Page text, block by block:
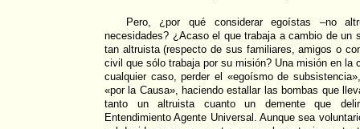
Pero, ¿por qué considerar egoístas –no
necesidades? ¿Acaso el que trabaja a cambio de un
tan altruista (respecto de sus familiares, amigos o
civil que sólo trabaja por su misión? Una misión en la
cualquier caso, perder el «egoísmo de
«por la Causa», haciendo estallar las bombas que
tanto un altruista cuanto un demente que
Entendimiento Agente Universal. Aunque sea